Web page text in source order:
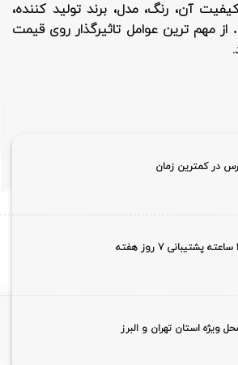
آن، رنگ، مدل، برند تولید کننده،
مهم ترین عوامل تاثیرگذار روی قیمت
در کمترین زمان
ویژه استان تهران و البرز